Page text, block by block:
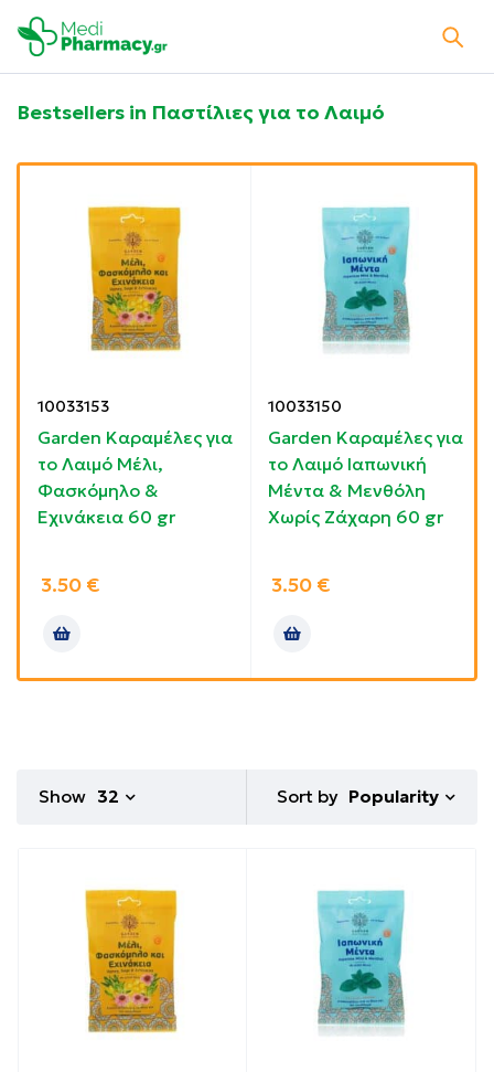
Bestsellers in Παστίλιες για το Λαιμό
10033153
Garden Καραμέλες για
το Λαιμό Μέλι,
Φασκόμηλο &
Εχινάκεια 60 gr
3.50 €
10033150
Garden Καραμέλες για
το Λαιμό Ιαπωνική
Μέντα & Μενθόλη
Χωρίς Ζάχαρη 60 gr
3.50 €
Sort by Popularity
Show 32